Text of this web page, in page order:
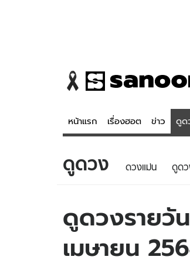
หน้าแรก เรื่องฮอต ข่าว ดูด
ข่าว
ข่าวบันเทิง
ข่าวกีฬา
ข่าวเศรษฐกิจ
ดูดวง ดวงแม่น ดูดว
ดูดวงรายวั
เมษายน